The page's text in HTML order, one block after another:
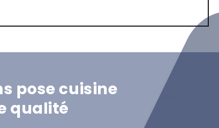
pose cuisine
qualité